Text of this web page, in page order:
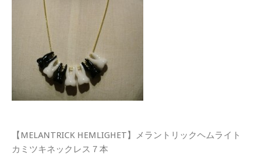
【MELANTRICK HEMLIGHET】メラントリックヘムライト
カミツキネックレス７本